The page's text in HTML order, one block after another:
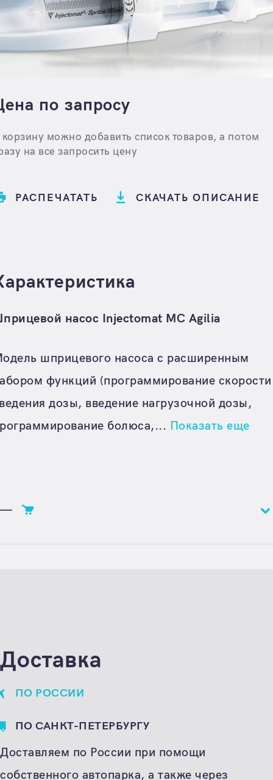
по запросу
можно добавить список товаров, а потом
на все запросить цену
СКАЧАТЬ ОПИСАНИЕ
РАСПЕЧАТАТЬ
насос Injectomat MC Agilia
шприцевого насоса с расширенным
функций (программирование скорости
дозы, введение нагрузочной дозы,
болюса,... Показать еще
—
ПО РОССИИ
ПО САНКТ-ПЕТЕРБУРГУ
Доставка
Доставляем по России при помощи
собственного автопарка, а также через